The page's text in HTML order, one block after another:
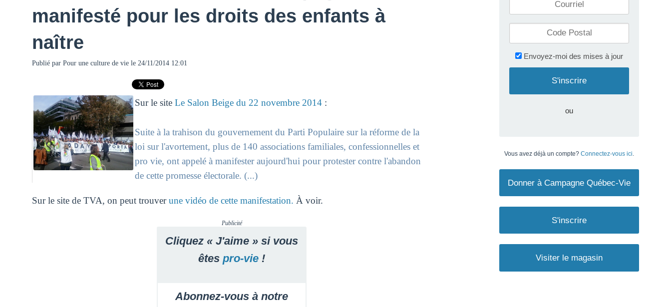
manifesté pour les droits des enfants à
naître
Publié par Pour une culture de viele 24/11/2014 12:01
Sur le site Le Salon Beige du 22 novembre 2014:
Suite à la trahison du gouvernement du Parti Populaire sur la réforme de la
loi sur l'avortement, plus de 140 associations familiales, confessionnelles et
pro vie, ont appelé à manifester aujourd'hui pour protester contre l'abandon
de cette promesse électorale. (...)
Sur le site de TVA, on peut trouverune vidéo de cette manifestation. À voir.
Publicité
Cliquez « J'aime » si vous
êtes pro-vie !
Abonnez-vous à notre
Envoyez-moi des mises à jour
ou
Vous avez déjà un compte? Connectez-vous ici.
Donner à Campagne Québec-Vie
S'inscrire
Visiter le magasin